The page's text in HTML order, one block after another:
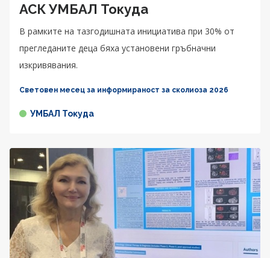
АСК УМБАЛ Токуда
В рамките на тазгодишната инициатива при 30% от
прегледаните деца бяха установени гръбначни
изкривявания.
Световен месец за информираност за сколиоза 2026
УМБАЛ Токуда